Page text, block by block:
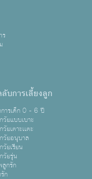
ร
บการเลี้ยงลูก
ารเด็ก 0 - 6 ปี
วัยแบบเบาะ
วัยเตาะเเตะ
วัยอนุบาล
วัยเรียน
วัยรุ่น
กรัก
ก